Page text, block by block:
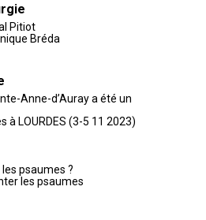
Pitiot
Bréda
Anne-d’Auray a été un
à LOURDES (3-5 11 2023)
psaumes ?
les psaumes